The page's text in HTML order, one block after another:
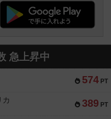
急上昇中
574 PT
389 PT
カ